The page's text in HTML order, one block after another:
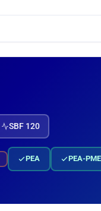
SBF 120
PEA PEA-PME